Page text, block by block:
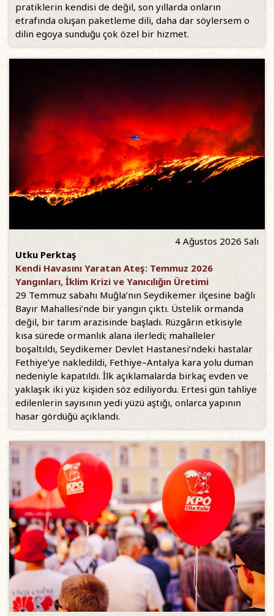
pratiklerin kendisi de değil, son yıllarda onların
etrafında oluşan paketleme dili, daha dar söylersem o
dilin egoya sunduğu çok özel bir hizmet.
4 Ağustos 2026 Salı
Utku Perktaş
Kendi Havasını Yaratan Ateş: Temmuz 2026
Yangınları, İklim Krizi ve Yanıcılığın Üretimi
29 Temmuz sabahı Muğla’nın Seydikemer ilçesine bağlı
Bayır Mahallesi’nde bir yangın çıktı. Üstelik ormanda
değil, bir tarım arazisinde başladı. Rüzgârın etkisiyle
kısa sürede ormanlık alana ilerledi; mahalleler
boşaltıldı, Seydikemer Devlet Hastanesi’ndeki hastalar
Fethiye’ye nakledildi, Fethiye–Antalya kara yolu duman
nedeniyle kapatıldı. İlk açıklamalarda birkaç evden ve
yaklaşık iki yüz kişiden söz ediliyordu. Ertesi gün tahliye
edilenlerin sayısının yedi yüzü aştığı, onlarca yapının
hasar gördüğü açıklandı.